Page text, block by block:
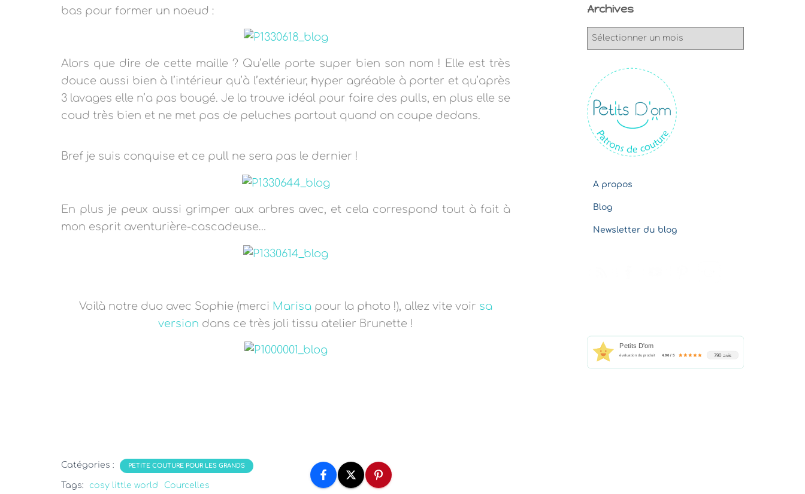
bas pour former un noeud :
Alors que dire de cette maille ? Qu’elle porte super bien son nom ! Elle est très
douce aussi bien à l’intérieur qu’à l’extérieur, hyper agréable à porter et qu’après
3 lavages elle n’a pas bougé. Je la trouve idéal pour faire des pulls, en plus elle se
coud très bien et ne met pas de peluches partout quand on coupe dedans.
Bref je suis conquise et ce pull ne sera pas le dernier !
En plus je peux aussi grimper aux arbres avec, et cela correspond tout à fait à
mon esprit aventurière-cascadeuse…
Voilà notre duo avec Sophie (merci Marisa pour la photo !), allez vite voir sa
version dans ce très joli tissu atelier Brunette !
Catégories : PETITE COUTURE POUR LES GRANDS
Tags: cosy little world Courcelles
Archives
v
e
s
A propos
Blog
Newsletter du blog
Petits D'om
évaluation du produit 4.96 / 5 790 avis